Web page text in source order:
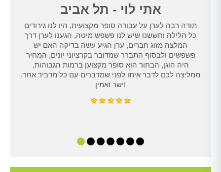
אתי לוי - תל אביב
תודה רבה לערן על עבודה סופר מקצועית, היו לנו גירודים
כל הלילה וחששנו שיש לנו פשפש מיטה, הגענו לערן דרך
המלצה מזוג חברים, ערן הגיע עשה בדיקה האם יש
פשפשים ולבסוף התברר שמדובר בקרציוני יונים, המחיר
היה הוגן, הבחור הוא סופר מקצוען ברמות הגבוהות,
ממליצה לכם לדבר איתו לפני שמדברים עם כל מדביר אחר.
ישר ואמין!